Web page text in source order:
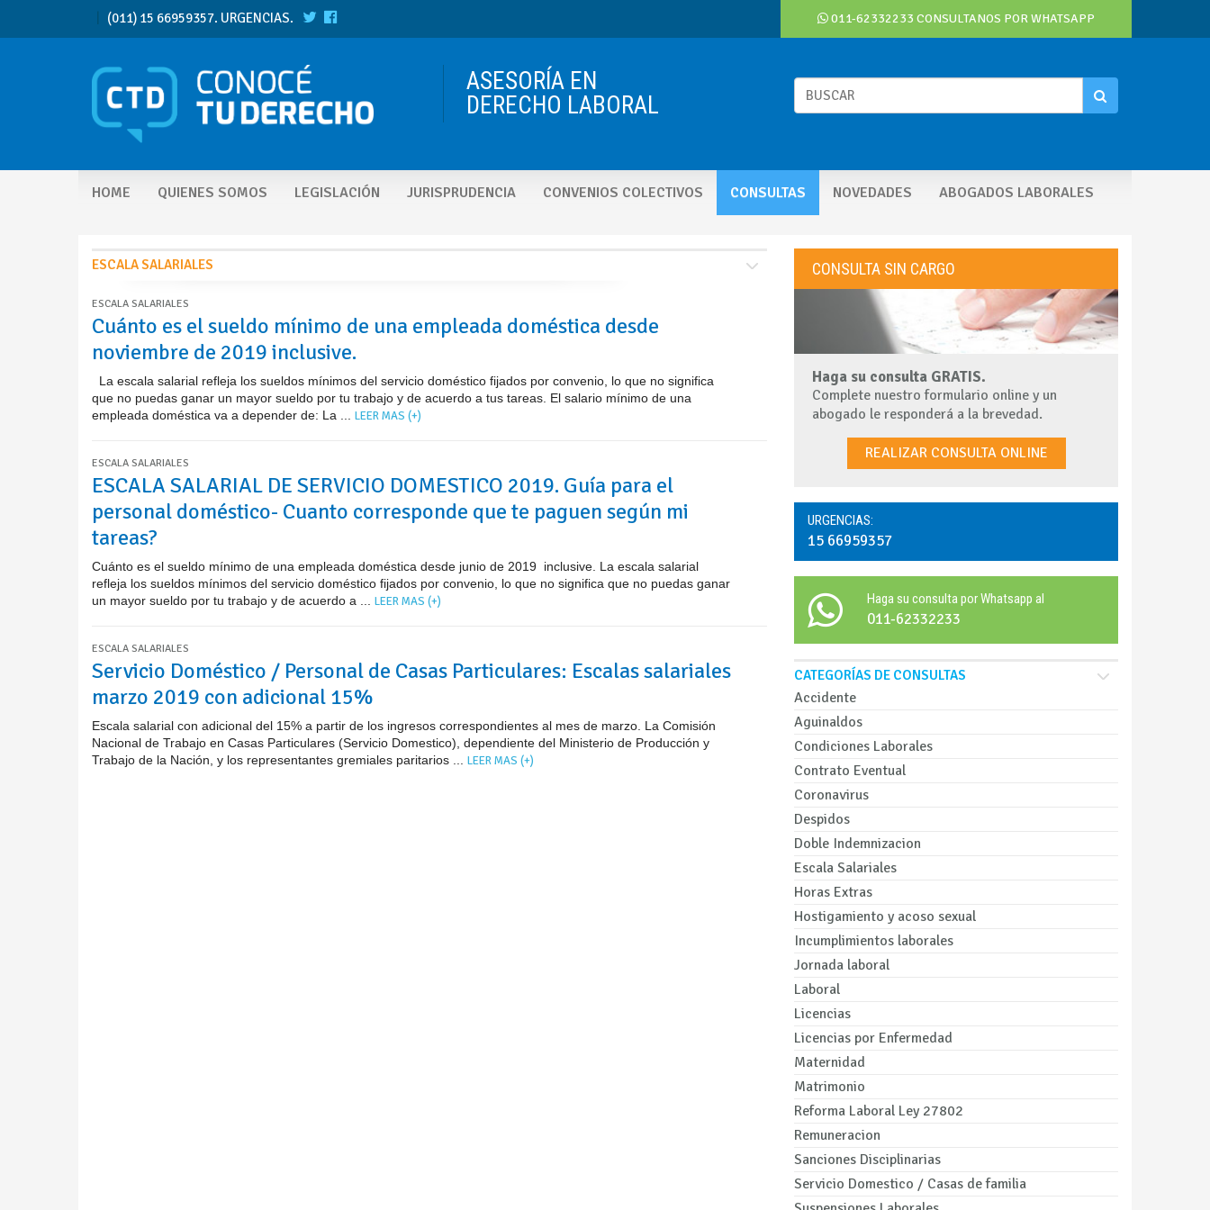
(011) 15 66959357. URGENCIAS. 011-62332233 CONSULTANOS PORWHATSAPP
ASESORÍA EN
DERECHO LABORAL
HOME QUIENES SOMOS LEGISLACIÓN JURISPRUDENCIA CONVENIOS COLECTIVOS CONSULTAS NOVEDADES ABOGADOS LABORALES
ESCALA SALARIALES
ESCALA SALARIALES
Cuánto es el sueldo mínimo de una empleada doméstica desde
noviembre de 2019 inclusive.
La escala salarial refleja los sueldos mínimos del servicio doméstico fijados por convenio, lo que no significa
que no puedas ganar un mayor sueldo por tu trabajo y de acuerdo a tus tareas. El salario mínimo de una
empleada doméstica va a depender de: La ... LEER MAS (+)
ESCALA SALARIALES
ESCALA SALARIAL DE SERVICIO DOMESTICO 2019. Guía para el
personal doméstico- Cuanto corresponde que te paguen según mi
tareas?
Cuánto es el sueldo mínimo de una empleada doméstica desde junio de 2019 inclusive. La escala salarial
refleja los sueldos mínimos del servicio doméstico fijados por convenio, lo que no significa que no puedas ganar
un mayor sueldo por tu trabajo y de acuerdo a ... LEER MAS (+)
ESCALA SALARIALES
Servicio Doméstico / Personal de Casas Particulares: Escalas salariales
marzo 2019 con adicional 15%
Escala salarial con adicional del 15% a partir de los ingresos correspondientes al mes de marzo. La Comisión
Nacional de Trabajo en Casas Particulares (Servicio Domestico), dependiente del Ministerio de Producción y
Trabajo de la Nación, y los representantes gremiales paritarios ... LEER MAS (+)
CONSULTA SIN CARGO
Haga su consulta GRATIS.
Complete nuestro formulario online y un
abogado le responderá a la brevedad.
REALIZAR CONSULTA ONLINE
URGENCIAS:
15 66959357
Haga su consulta por Whatsapp al
011-62332233
CATEGORÍAS DE CONSULTAS
Accidente
Aguinaldos
Condiciones Laborales
Contrato Eventual
Coronavirus
Despidos
Doble Indemnizacion
Escala Salariales
Horas Extras
Hostigamiento y acoso sexual
Incumplimientos laborales
Jornada laboral
Laboral
Licencias
Licencias por Enfermedad
Maternidad
Matrimonio
Reforma Laboral Ley 27802
Remuneracion
Sanciones Disciplinarias
Servicio Domestico / Casas de familia